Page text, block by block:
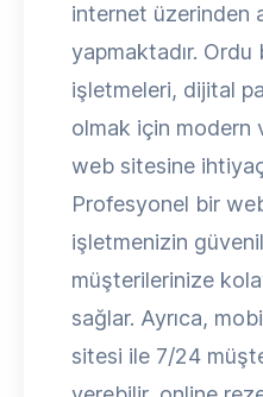
internet üzerinden
yapmaktadır.
işletmeleri, dijital
olmak için modern
web sitesine
Profesyonel bir
işletmenizin
müşterilerinize
sağlar. Ayrıca,
sitesi ile 7/24